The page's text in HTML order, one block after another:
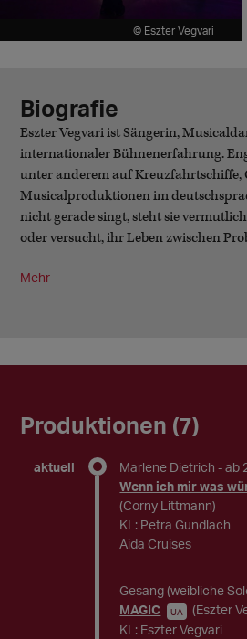
© Eszter Vegvari
Biografie
Eszter Vegvari ist Sängerin,
internationaler Bühnenerfahrung.
unter anderem auf
Musicalproduktionen im
nicht gerade singt, steht sie
oder versucht, ihr Leben zwischen
Mehr
Produktionen (7)
aktuell Marlene Dietrich - ab
Wenn ich mir was
(Corny Littmann)
KL: Petra Gundlach
Aida Cruises
Gesang (weibliche
MAGIC
UA
(Eszter
KL: Eszter Vegvari